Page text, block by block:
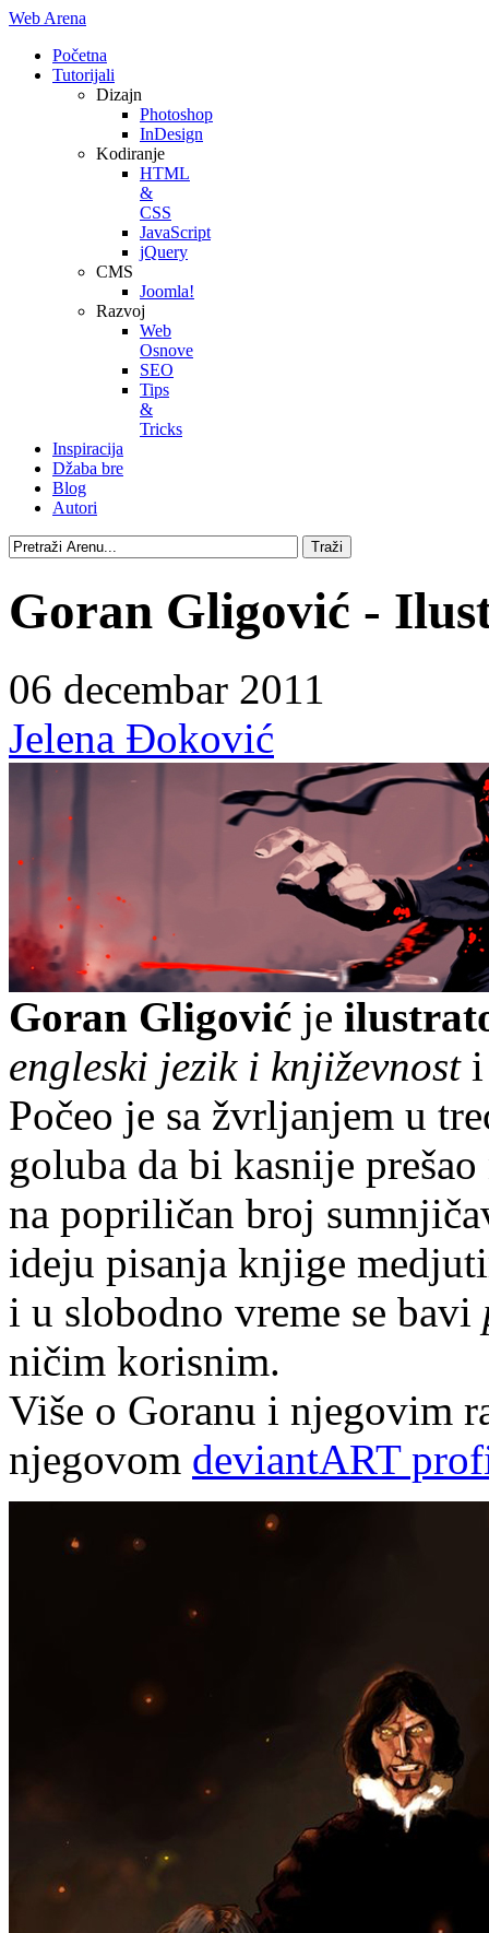
Web Arena
Početna
Tutorijali
Dizajn
Photoshop
InDesign
Kodiranje
HTML
&
CSS
JavaScript
jQuery
CMS
Joomla!
Razvoj
Web
Osnove
SEO
Tips
&
Tricks
Inspiracija
Džaba bre
Blog
Autori
Goran Gligović -
06 decembar 2011
Jelena Đoković
Goran Gligović je
engleski jezik i književnosti
Počeo je sa žvrljanjem u
goluba da bi kasnije
na popriličan broj
ideju pisanja knjige
i u slobodno vreme se bavi
ničim korisnim.
Više o Goranu i njegovim
njegovom deviantART